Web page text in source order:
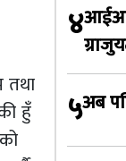
तथा
हुँ
४
५अब